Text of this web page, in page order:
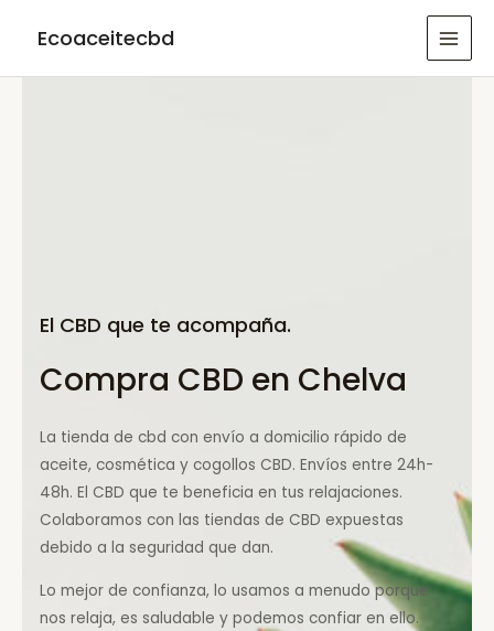
Ecoaceitecbd
El CBD que te acompaña.
Compra CBD en Chelva
La tienda de cbd con envío a domicilio rápido de
aceite, cosmética y cogollos CBD. Envíos entre 24h-
48h. El CBD que te beneficia en tus relajaciones.
Colaboramos con las tiendas de CBD expuestas
debido a la seguridad que dan.
Lo mejor de confianza, lo usamos a menudo porque
nos relaja, es saludable y podemos confiar en ello.